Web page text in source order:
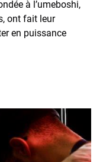
à l’umeboshi,
ont fait leur
en puissance